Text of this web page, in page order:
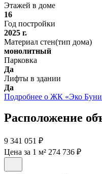
Этажей в доме
16
Год постройки
2025 г.
Материал стен(тип дома)
монолитный
Парковка
Да
Лифты в здании
Да
Подробнее о ЖК «Эко
Расположение
9 341 051 ₽
Цена за 1 м² 274 736 ₽